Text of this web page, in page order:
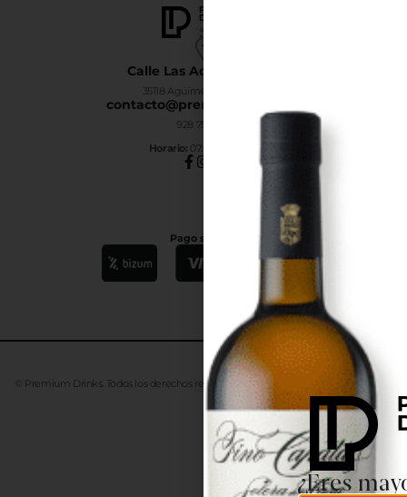
Calle Las Adelfas Nº6-B
35118 Agüimes, Las Palmas
contacto@premiumdrinks.es
928 754 363
Horario: 07:00h a 15:00h
Pago seguro
© Premium Drinks. Todos los derechos reservados. Desarrollado Advanze
¿Eres